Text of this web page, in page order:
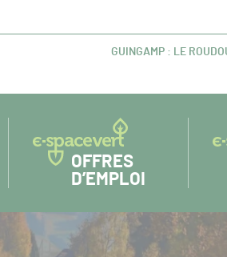
ARTICLE
GUINGAMP : LE
OFFRES
D’EMPLOI